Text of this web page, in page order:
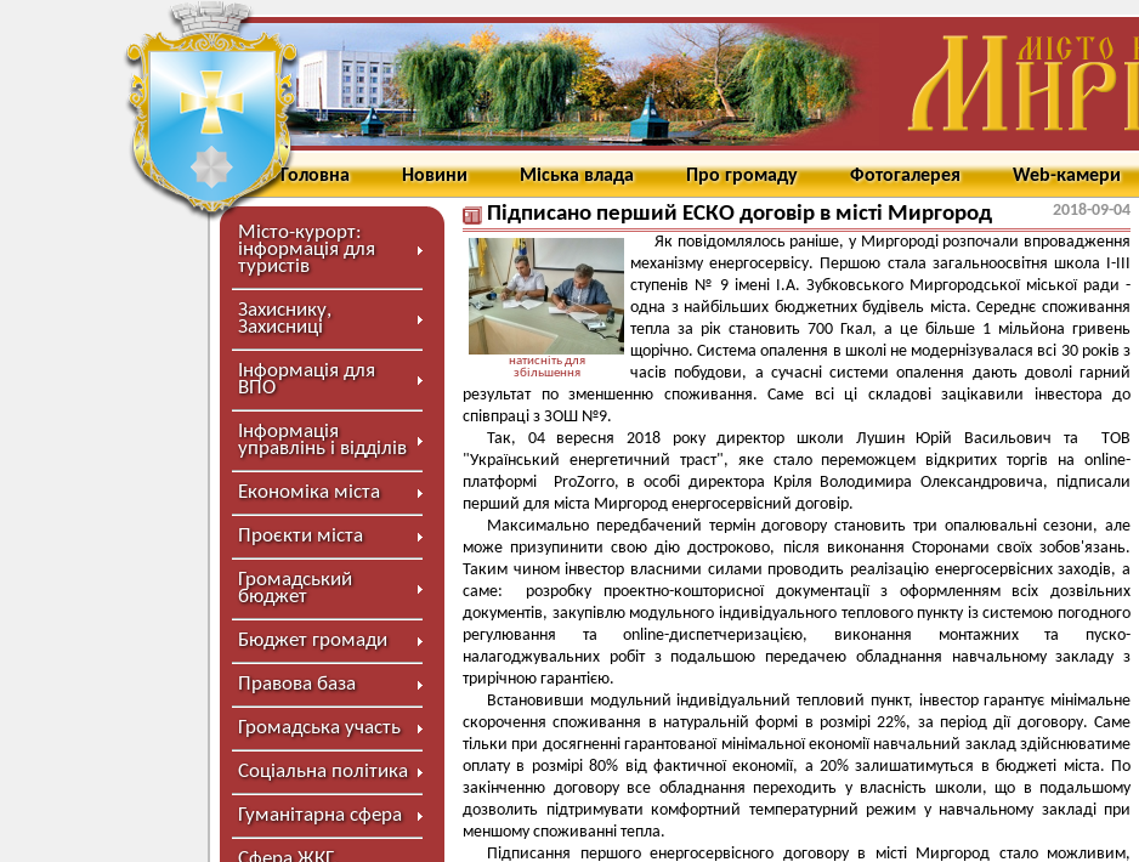
Головна Новини Міська влада Про громаду Фотогалерея Web-камери
Місто-курорт:
інформація для
туристів
Захиснику,
Захисниці
Інформація для
ВПО
Інформація
управлінь і відділів
Економіка міста
Проєкти міста
Громадський
бюджет
Бюджет громади
Правова база
Громадська участь
Соціальна політика
Гуманітарна сфера
Підписано перший ЕСКО договір в місті Миргород 2018-09-04
натисніть для
збільшення
Як повідомлялось раніше, у Миргороді розпочали впровадження
механізму енергосервісу. Першою стала загальноосвітня школа І-ІІІ
ступенів № 9 імені І.А. Зубковського Миргородської міської ради -
одна з найбільших бюджетних будівель міста. Середнє споживання
тепла за рік становить 700 Гкал, а це більше 1 мільйона гривень
щорічно. Система опалення в школі не модернізувалася всі 30 років з
часів побудови, а сучасні системи опалення дають доволі гарний
результат по зменшенню споживання. Саме всі ці складові зацікавили інвестора до
співпраці з ЗОШ №9.
Так, 04 вересня 2018 року директор школи Лушин Юрій Васильович та ТОВ
"Український енергетичний траст", яке стало переможцем відкритих торгів на online-
платформі ProZorro, в особі директора Кріля Володимира Олександровича, підписали
перший для міста Миргород енергосервісний договір.
Максимально передбачений термін договору становить три опалювальні сезони, але
може призупинити свою дію достроково, після виконання Сторонами своїх зобов'язань.
Таким чином інвестор власними силами проводить реалізацію енергосервісних заходів, а
саме: розробку проектно-кошторисної документації з оформленням всіх дозвільних
документів, закупівлю модульного індивідуального теплового пункту із системою погодного
регулювання та online-диспетчеризацією, виконання монтажних та пуско-
налагоджувальних робіт з подальшою передачею обладнання навчальному закладу з
трирічною гарантією.
Встановивши модульний індивідуальний тепловий пункт, інвестор гарантує мінімальне
скорочення споживання в натуральній формі в розмірі 22%, за період дії договору. Саме
тільки при досягненні гарантованої мінімальної економії навчальний заклад здійснюватиме
оплату в розмірі 80% від фактичної економії, а 20% залишатимуться в бюджеті міста. По
закінченню договору все обладнання переходить у власність школи, що в подальшому
дозволить підтримувати комфортний температурний режим у навчальному закладі при
меншому споживанні тепла.
Підписання першого енергосервісного договору в місті Миргород стало можливим,